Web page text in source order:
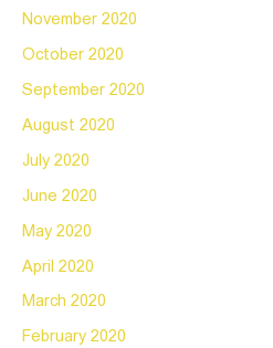
November 2020
October 2020
September 2020
August 2020
July 2020
June 2020
May 2020
April 2020
March 2020
February 2020